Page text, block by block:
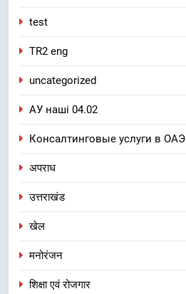
test
TR2 eng
uncategorized
АУ наші 04.02
Консалтинговые услуги в ОАЭ
अपराध
उत्तराखंड
खेल
मनोरंजन
शिक्षा एवं रोजगार